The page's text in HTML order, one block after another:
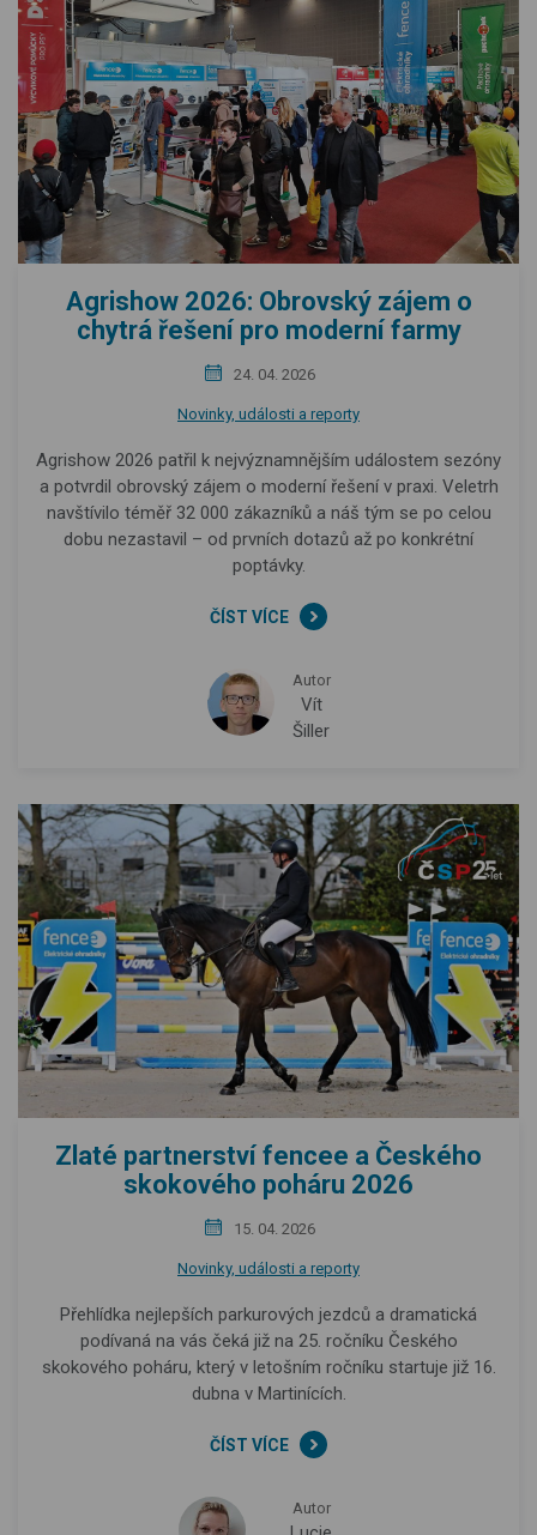
Agrishow 2026: Obrovský zájem o
chytrá řešení pro moderní farmy
24. 04. 2026
Novinky, události a reporty
Agrishow 2026 patřil k nejvýznamnějším událostem sezóny
a potvrdil obrovský zájem o moderní řešení v praxi. Veletrh
navštívilo téměř 32 000 zákazníků a náš tým se po celou
dobu nezastavil – od prvních dotazů až po konkrétní
poptávky.
ČÍST VÍCE
Autor
Vít
Šiller
Zlaté partnerství fencee a Českého
skokového poháru 2026
15. 04. 2026
Novinky, události a reporty
Přehlídka nejlepších parkurových jezdců a dramatická
podívaná na vás čeká již na 25. ročníku Českého
skokového poháru, který v letošním ročníku startuje již 16.
dubna v Martinících.
ČÍST VÍCE
Autor